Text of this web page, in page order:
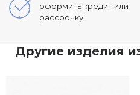
оформить кредит или
рассрочку
Другие изделия